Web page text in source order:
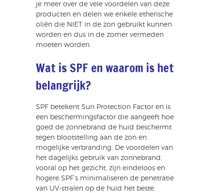
je meer over de vele voordelen van deze
producten en delen we enkele etherische
oliën die NIET in de zon gebruikt kunnen
worden en dus in de zomer vermeden
moeten worden.
Wat is SPF en waarom is het
belangrijk?
SPF betekent Sun Protection Factor en is
een beschermingsfactor die aangeeft hoe
goed de zonnebrand de huid beschermt
tegen blootstelling aan de zon en
mogelijke verbranding. De voordelen van
het dagelijks gebruik van zonnebrand,
vooral op het gezicht, zijn eindeloos en
hogere SPF’s minimaliseren de penetratie
van UV-stralen op de huid het beste.